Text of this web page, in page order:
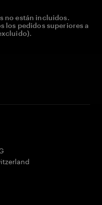
no están incluidos.
los pedidos superiores a